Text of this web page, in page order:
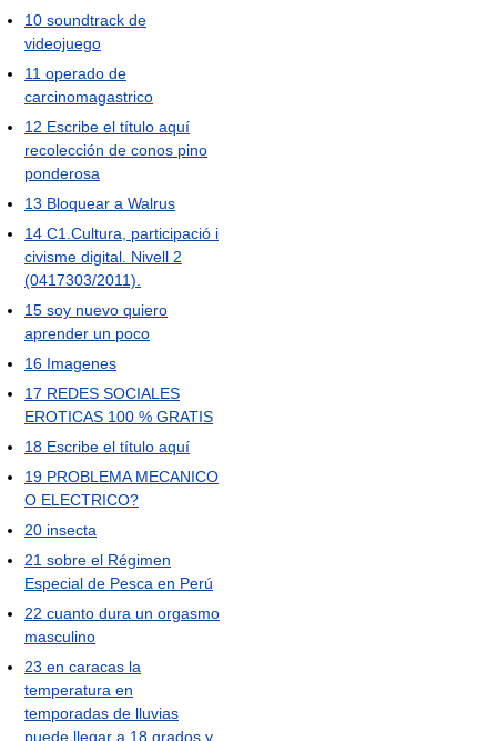
10 soundtrack de
videojuego
11 operado de
carcinomagastrico
12 Escribe el título aquí
recolección de conos pino
ponderosa
13 Bloquear a Walrus
14 C1.Cultura, participació i
civisme digital. Nivell 2
(0417303/2011).
15 soy nuevo quiero
aprender un poco
16 Imagenes
17 REDES SOCIALES
EROTICAS 100 % GRATIS
18 Escribe el título aquí
19 PROBLEMA MECANICO
O ELECTRICO?
20 insecta
21 sobre el Régimen
Especial de Pesca en Perú
22 cuanto dura un orgasmo
masculino
23 en caracas la
temperatura en
temporadas de lluvias
puede llegar a 18 grados y